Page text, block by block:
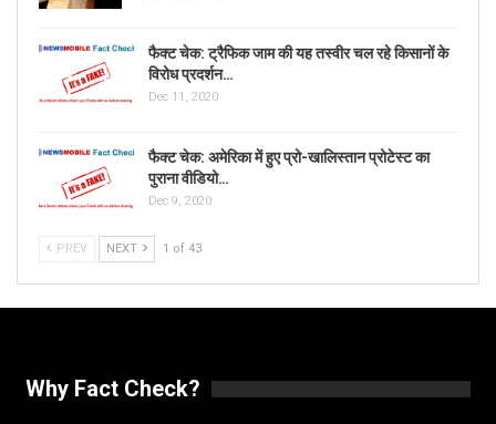
फैक्ट चेक: ट्रैफिक जाम की यह तस्वीर चल रहे किसानों के
विरोध प्रदर्शन…
Dec 11, 2020
फैक्ट चेक: अमेरिका में हुए प्रो-खालिस्तान प्रोटेस्ट का
पुराना वीडियो…
Dec 9, 2020
PREV NEXT 1 of 43
Why Fact Check?